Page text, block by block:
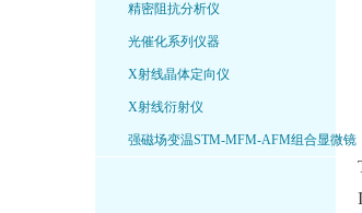
精密阻抗分析仪
光催化系列仪器
X射线晶体定向仪
X射线衍射仪
强磁场变温STM-MFM-AFM组合显微镜